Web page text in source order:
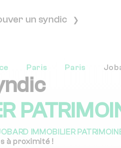
un syndic
Paris Paris
IMMOBILIER
à proximité !